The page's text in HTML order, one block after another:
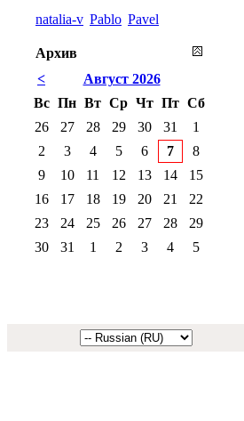
natalia-v Pablo Pavel
Архив
<
Август 2026
Вс Пн Вт Ср Чт Пт Сб
26
27 28 29 30 31
1
2
3 4 5 6 7
8
9
10 11 12 13 14
15
16
17 18 19 20 21
22
23
24 25 26 27 28
29
30
31 1 2 3 4 5